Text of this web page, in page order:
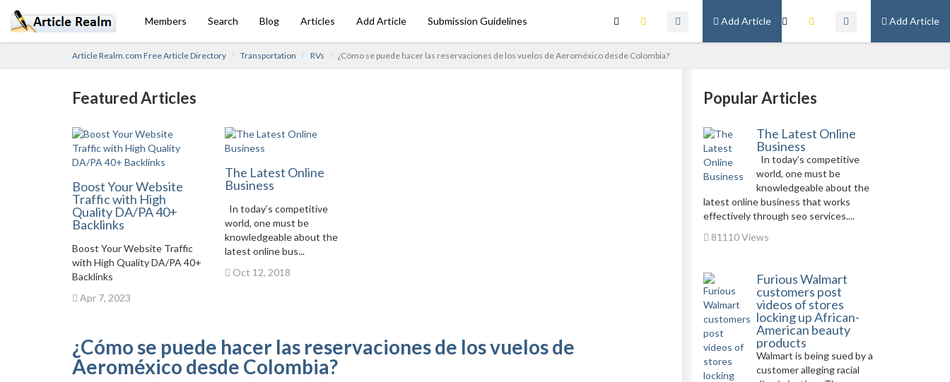
Add Article
Add Article
Members Search Blog Articles Add Article Submission Guidelines
Article Realm.com Free Article Directory Transportation RVs ¿Cómo se puede hacer las reservaciones de los vuelos de Aeroméxico desde Colombia?
Featured Articles
Boost Your Website
Traffic with High
Quality DA/PA 40+
Backlinks
Boost Your Website Traffic
with High Quality DA/PA 40+
Backlinks
Apr 7, 2023
The Latest Online
Business
In today’s competitive
world, one must be
knowledgeable about the
latest online bus...
Oct 12, 2018
¿Cómo se puede hacer las reservaciones de los vuelos de
Aeroméxico desde Colombia?
Popular Articles
The Latest Online
Business
In today’s competitive
world, one must be
knowledgeable about the
latest online business that works
effectively through seo services....
81110 Views
Furious Walmart
customers post
videos of stores
locking up African-
American beauty
products
Walmart is being sued by a
customer alleging racial